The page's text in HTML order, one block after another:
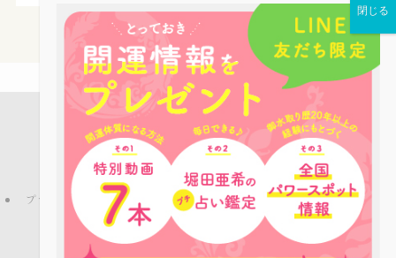
店舗案内 占い鑑定 パワーストーン
お役立ち情報
ピーコックLINE公式アカウントのご紹介
ブログ
プライバシーポリシー
特定商取引法 ご利用規約
お問い合わせ
会社概要